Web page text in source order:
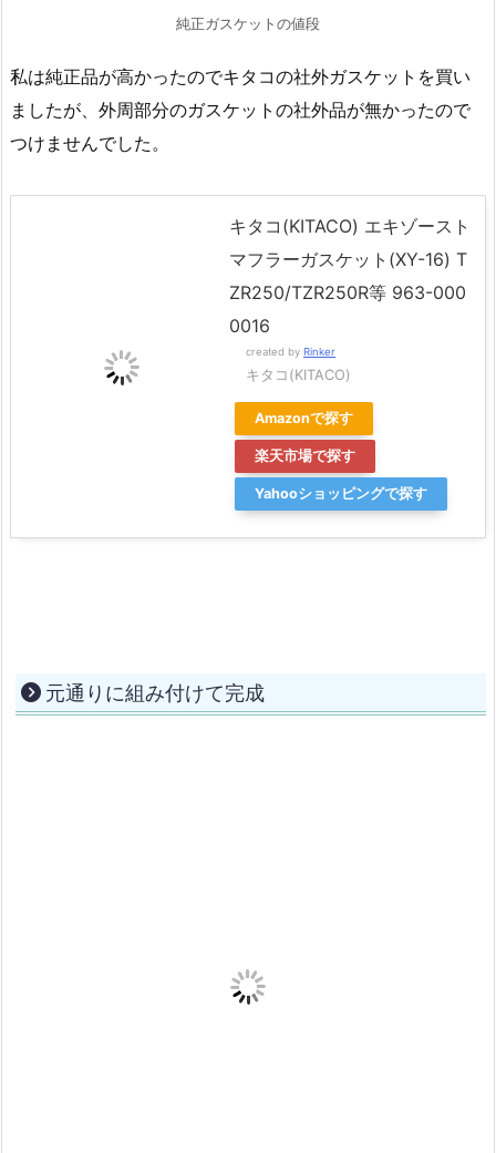
純正ガスケットの値段
私は純正品が高かったのでキタコの社外ガスケットを買い
ましたが、外周部分のガスケットの社外品が無かったので
つけませんでした。
キタコ(KITACO) エキゾースト
マフラーガスケット(XY-16) T
ZR250/TZR250R等 963-000
0016
created by Rinker
キタコ(KITACO)
Amazonで探す
楽天市場で探す
Yahooショッピングで探す
元通りに組み付けて完成